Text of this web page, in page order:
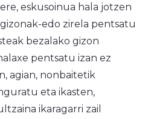
eskusoinua hala jotzen
edo zirela pentsatu
bezalako gizon
pentsatu izan ez
agian, nonbaitetik
eta ikasten,
ikaragarri zail